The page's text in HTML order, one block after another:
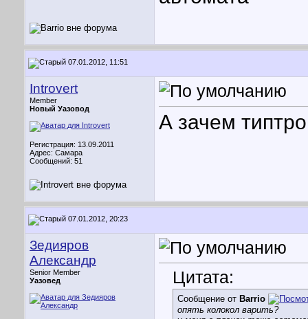
07.01.2012, 11:51
Introvert
Member
Новый Уазовод
Регистрация: 13.09.2011
Адрес: Самара
Сообщений: 51
А зачем
07.01.2012, 20:23
Зедияров
Александр
Senior Member
Уазовед
Цитата:
Сообщение от Barrio
опять колокол варить?